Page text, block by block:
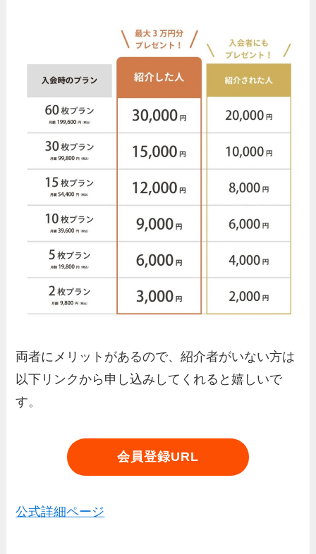
両者にメリットがあるので、紹介者がいない方は
以下リンクから申し込みしてくれると嬉しいで
す。
会員登録URL
公式詳細ページ